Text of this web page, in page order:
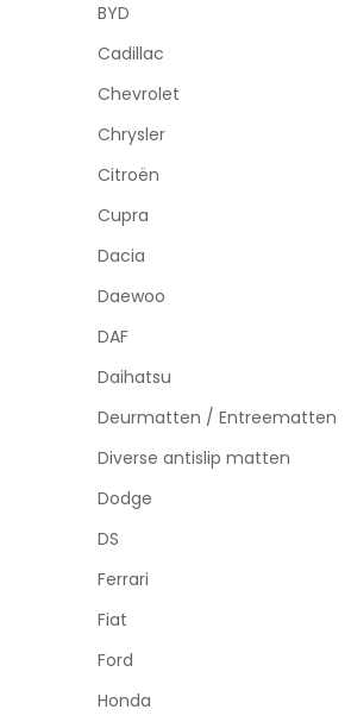
BYD
Cadillac
Chevrolet
Chrysler
Citroën
Cupra
Dacia
Daewoo
DAF
Daihatsu
Deurmatten / Entreematten
Diverse antislip matten
Dodge
DS
Ferrari
Fiat
Ford
Honda